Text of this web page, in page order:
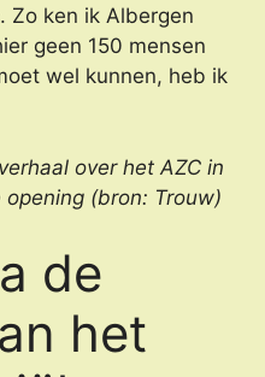
Zo ken ik Albergen
geen 150 mensen
wel kunnen, heb ik
over het AZC in
(bron: Trouw)
de
het